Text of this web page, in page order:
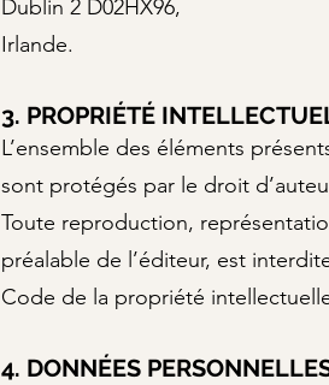
Dublin 2 D02HX96,
Irlande.
3. PROPRIÉTÉ
L’ensemble des éléments
sont protégés par le droit
Toute reproduction,
préalable de l’éditeur, est
Code de la propriété
4. DONNÉES